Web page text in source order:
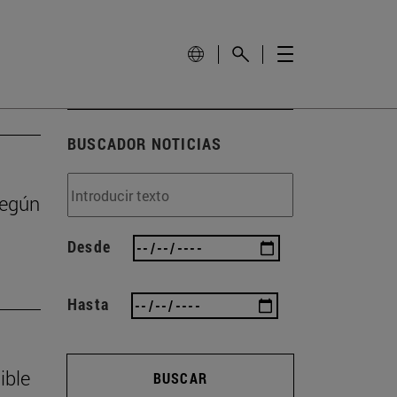
BUSCADOR NOTICIAS
Desde
Hasta
BUSCAR